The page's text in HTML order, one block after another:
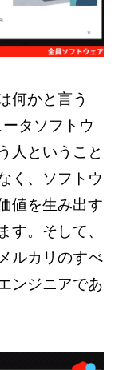
何かと言う
タソフトウ
人ということ
く、ソフトウ
値を生み出す
す。そして、
ルカリのすべ
ンジニアであ